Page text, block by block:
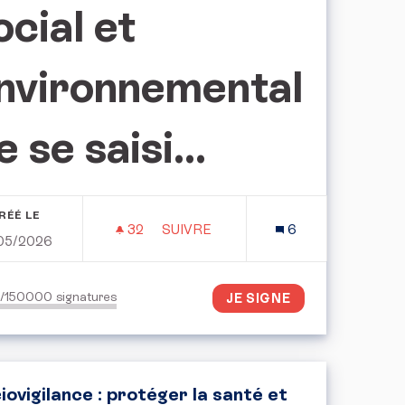
D'UN PLAN DE RETOUR À L'ÉQUILIBRE BUDGÉTAIRE DE
et
se saisi...
LE
2026
32 32 ABONNÉS
SUIVRE
6
/150000 signatures JE SIGNE
: protéger la santé et